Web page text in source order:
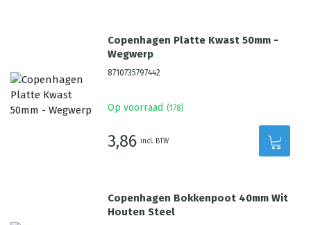
Copenhagen Platte Kwast 50mm -
Wegwerp
8710735797442
Op voorraad (178)
3,86 incl. BTW
Copenhagen Bokkenpoot 40mm Wit
Houten Steel